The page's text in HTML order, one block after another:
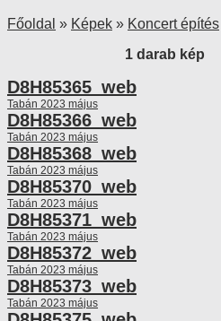
Főoldal » Képek » Koncert építés
1 darab kép
D8H85365_web
Tabán 2023 május
D8H85366_web
Tabán 2023 május
D8H85368_web
Tabán 2023 május
D8H85370_web
Tabán 2023 május
D8H85371_web
Tabán 2023 május
D8H85372_web
Tabán 2023 május
D8H85373_web
Tabán 2023 május